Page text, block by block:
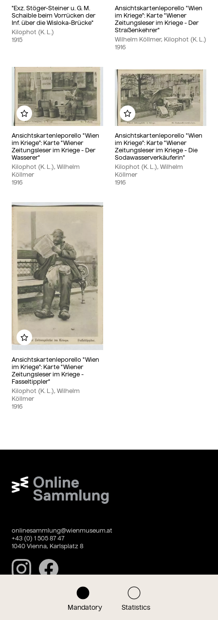
Mandatory Statistics
"Exz. Stöger-Steiner u. G. M.
Schaible beim Vorrücken der
Inf. über die Wisloka-Brücke"
Kilophot (K. L.)
1915
Ansichtskartenleporello "Wien
im Kriege": Karte "Wiener
Zeitungsleser im Kriege - Der
Straßenkehrer"
Wilhelm Köllmer, Kilophot (K. L.)
1916
Ansichtskartenleporello "Wien
im Kriege": Karte "Wiener
Zeitungsleser im Kriege - Der
Wasserer"
Kilophot (K. L.), Wilhelm
Köllmer
1916
Add to my album
Ansichtskartenleporello "Wien
im Kriege": Karte "Wiener
Zeitungsleser im Kriege - Die
Sodawasserverkäuferin"
Kilophot (K. L.), Wilhelm
Köllmer
1916
Add to my album
Ansichtskartenleporello "Wien
im Kriege": Karte "Wiener
Zeitungsleser im Kriege -
Fasseltippler"
Kilophot (K. L.), Wilhelm
Köllmer
1916
Add to my album
Wien Museum Online Sammlung
onlinesammlung@wienmuseum.at
+43 (0) 1 505 87 47
1040 Vienna, Karlsplatz 8
InstagramFacebook
Imprint